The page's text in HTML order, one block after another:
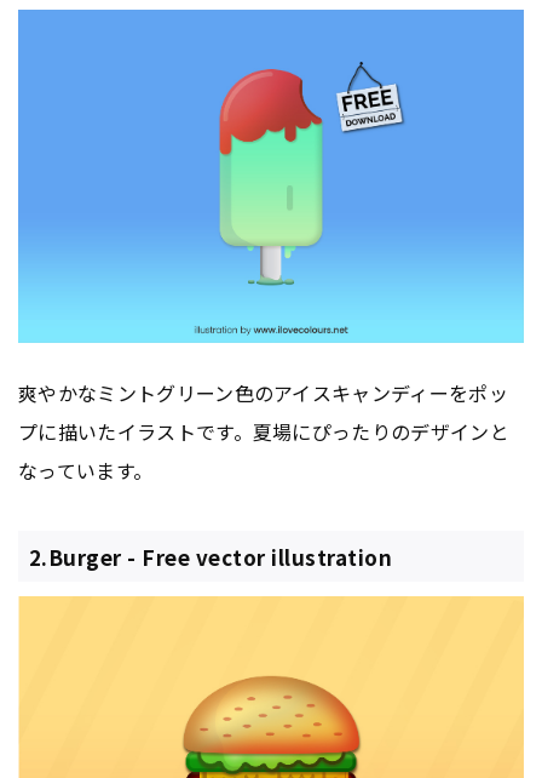
爽やかなミントグリーン色のアイスキャンディーをポッ
プに描いたイラストです。夏場にぴったりのデザインと
なっています。
2.Burger - Free vector illustration